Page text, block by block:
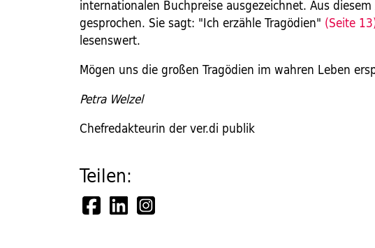
internationalen Buchpreise ausgezeichnet. Aus
gesprochen. Sie sagt: "Ich erzähle Tragödien" (Seite
lesenswert.
Mögen uns die großen Tragödien im wahren Leben
Petra Welzel
Chefredakteurin der ver.di publik
Teilen: